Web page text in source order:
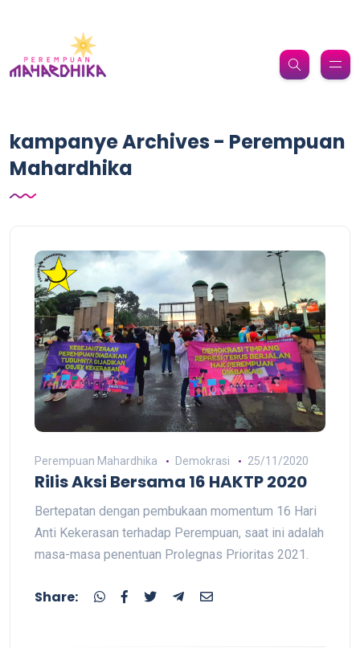
kampanye Archives - Perempuan
Mahardhika
Perempuan Mahardhika Demokrasi 25/11/2020
Rilis Aksi Bersama 16 HAKTP 2020
Bertepatan dengan pembukaan momentum 16 Hari
Anti Kekerasan terhadap Perempuan, saat ini adalah
masa-masa penentuan Prolegnas Prioritas 2021.
Share: